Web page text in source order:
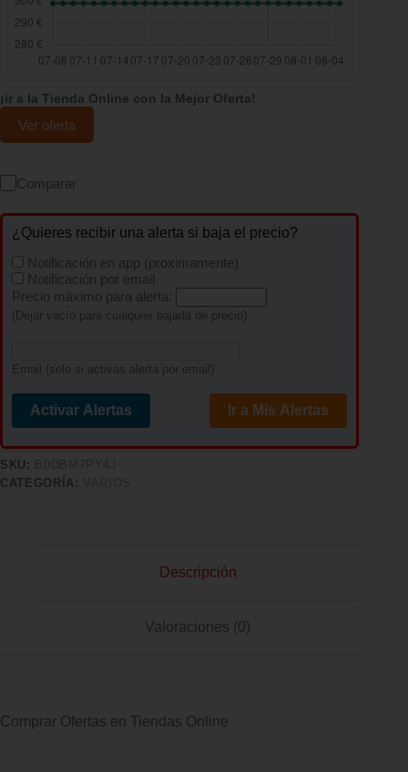
¡ir a la Tienda Online con la Mejor Oferta!
Ver oferta
Comparar
¿Quieres recibir una alerta si baja el precio?
Notificación en app (proximamente)
Notificación por email
Precio máximo para alerta:
(Dejar vacío para cualquier bajada de precio)
Email (solo si activas alerta por email)
Activar Alertas Ir a Mis Alertas
SKU:
CATEGORÍA:
Descripción
Valoraciones (0)
Comprar Ofertas en Tiendas Online